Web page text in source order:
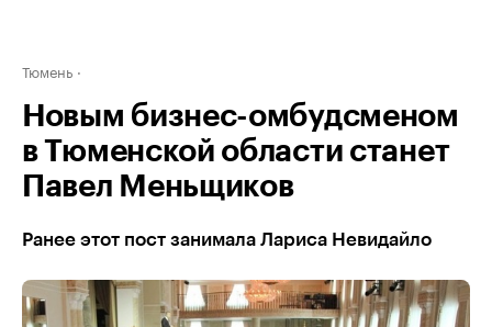
Тюмень
Новым бизнес-омбудсменом
в Тюменской области станет
Павел Меньщиков
Ранее этот пост занимала Лариса Невидайло